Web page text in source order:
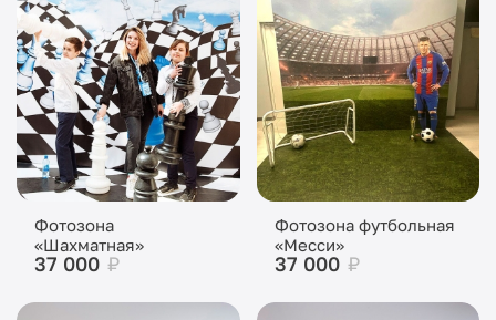
Фотозона
«Шахматная»
37 000 ₽
Фотозона футбольная
«Месси»
37 000 ₽